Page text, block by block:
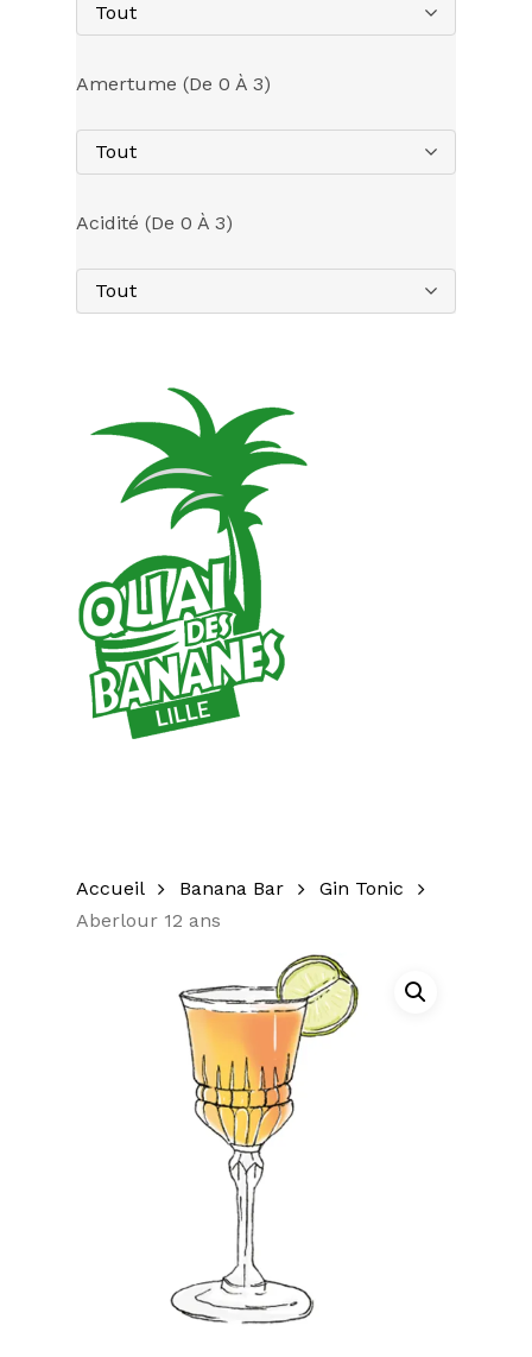
Tout
Amertume (de 0 À 3)
Tout
Acidité (de 0 À 3)
Tout
Accueil Banana Bar
Gin Tonic
Aberlour 12 ans